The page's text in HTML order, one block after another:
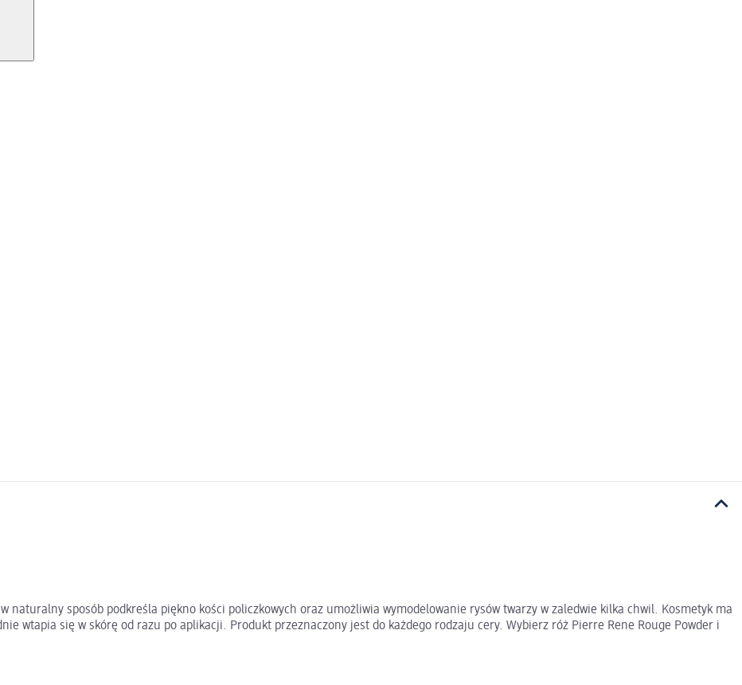
naturalny sposób podkreśla piękno kości policzkowych oraz umożliwia wymodelowanie rysów twarzy w zaledwie kilka chwil. Kosmetyk ma
wtapia się w skórę od razu po aplikacji. Produkt przeznaczony jest do każdego rodzaju cery. Wybierz róż Pierre Rene Rouge Powder i